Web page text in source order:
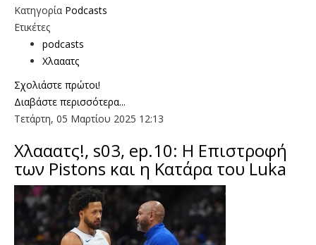
Κατηγορία Podcasts
Ετικέτες
podcasts
Χλααατς
Σχολιάστε πρώτοι!
Διαβάστε περισσότερα...
Τετάρτη, 05 Μαρτίου 2025 12:13
Χλααατς!, s03, ep.10: H Επιστροφή
των Pistons και η Κατάρα του Luka